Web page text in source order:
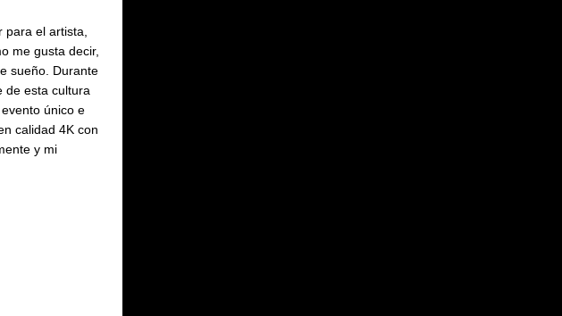
el artista,
me gusta decir,
sueño. Durante
de esta cultura
único e
calidad 4K con
y mi